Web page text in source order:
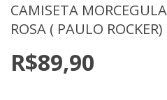
CAMISETA
ROSA ( PAULO ROCKER)
R$89,90